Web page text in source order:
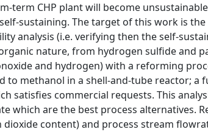
term CHP plant will become
sustaining. The target of this work is
analysis (i.e. verifying then the self-
nature, from hydrogen sulfide and
and hydrogen) with a reforming
methanol in a shell-and-tube reactor; a
satisfies commercial requests. This
which are the best process alternatives.
content) and process stream